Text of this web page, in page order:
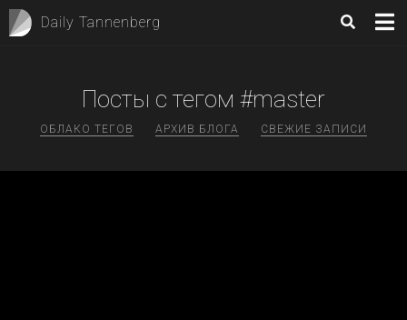
Daily Tannenberg
Посты с тегом #master
ОБЛАКО ТЕГОВ АРХИВ БЛОГА СВЕЖИЕ ЗАПИСИ